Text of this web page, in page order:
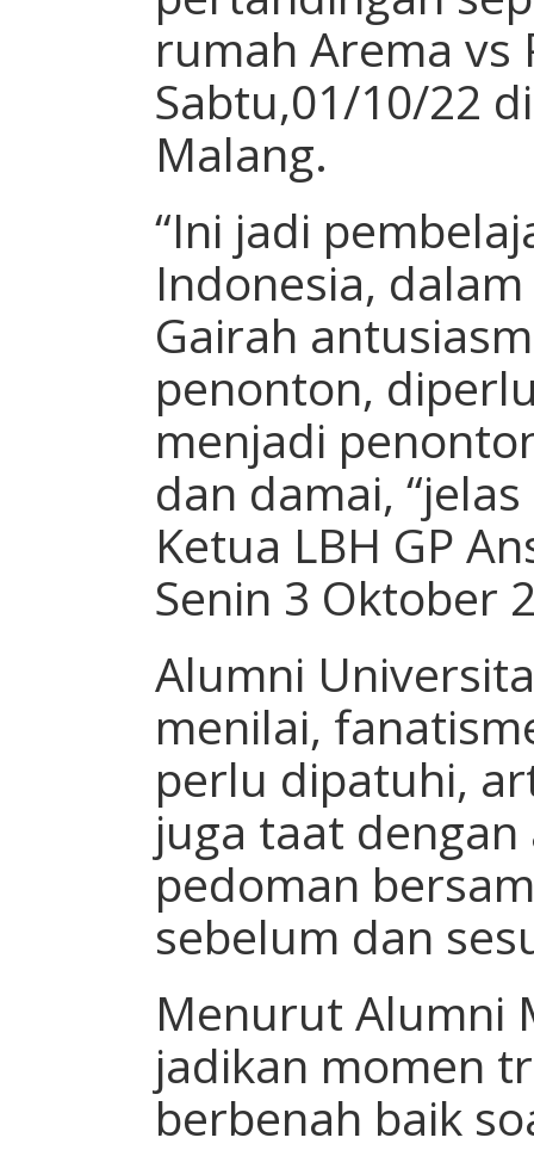
rumah Arema vs
Sabtu,01/10/22
Malang.
“Ini jadi
Indonesia,
Gairah
penonton,
menjadi
dan damai,
Ketua LBH GP
Senin 3 Oktober
Alumni
menilai,
perlu dipatuhi,
juga taat
pedoman
sebelum dan
Menurut Alumni
jadikan momen
berbenah baik